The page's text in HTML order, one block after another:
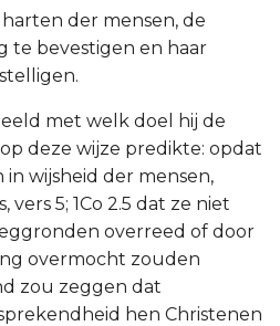
der mensen, de
te bevestigen en haar
met welk doel hij de
deze wijze predikte: opdat
wijsheid der mensen,
vers 5; 1Co 2.5 dat ze niet
overreed of door
overmocht zouden
zou zeggen dat
hen Christenen